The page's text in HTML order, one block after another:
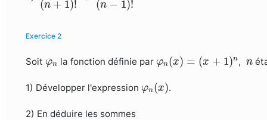
(n + 1)!
(n − 1)!
Exercice 2
Soit φn
φn la fonction définie par φn(x) = (x + 1)n
n( x) x ) n , n
n
1) Développer l'expression φn(x)
n( x).
2) En déduire les sommes